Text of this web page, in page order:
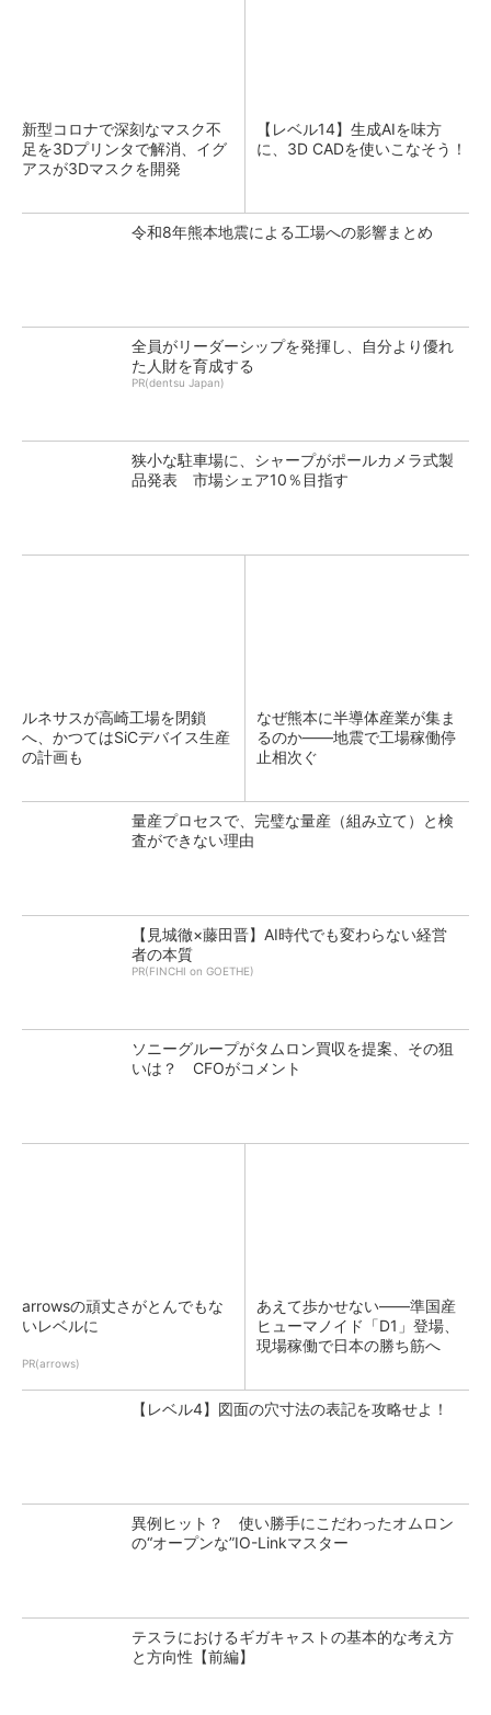
新型コロナで深刻なマスク不
足を3Dプリンタで解消、イグ
アスが3Dマスクを開発
【レベル14】生成AIを味方
に、3D CADを使いこなそう！
令和8年熊本地震による工場への影響まとめ
全員がリーダーシップを発揮し、自分より優れ
た人財を育成する
PR(dentsu Japan)
狭小な駐車場に、シャープがポールカメラ式製
品発表 市場シェア10％目指す
ルネサスが高崎工場を閉鎖
へ、かつてはSiCデバイス生産
の計画も
なぜ熊本に半導体産業が集ま
るのか――地震で工場稼働停
止相次ぐ
量産プロセスで、完璧な量産（組み立て）と検
査ができない理由
【見城徹×藤田晋】AI時代でも変わらない経営
者の本質
PR(FINCHI on GOETHE)
ソニーグループがタムロン買収を提案、その狙
いは？ CFOがコメント
arrowsの頑丈さがとんでもな
いレベルに
PR(arrows)
あえて歩かせない――準国産
ヒューマノイド「D1」登場、
現場稼働で日本の勝ち筋へ
【レベル4】図面の穴寸法の表記を攻略せよ！
異例ヒット？ 使い勝手にこだわったオムロン
の“オープンな”IO-Linkマスター
テスラにおけるギガキャストの基本的な考え方
と方向性【前編】